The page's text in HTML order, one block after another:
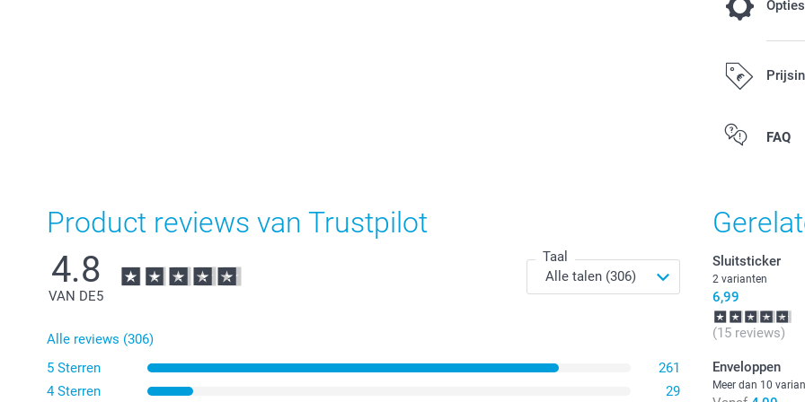
Opties
papier.
papier.
Opties, prijzen
Dubbelzijdig
Mat
gekleurde
Hoeveelheid
1 - 9
FAQ
Product reviews van Trustpilot
4.8
VAN DE5
Taal
Alle reviews (306)
5 Sterren
261
4 Sterren
29
Sluitsticker
2 varianten
6,99
(15 reviews)
Enveloppen
Meer dan 10